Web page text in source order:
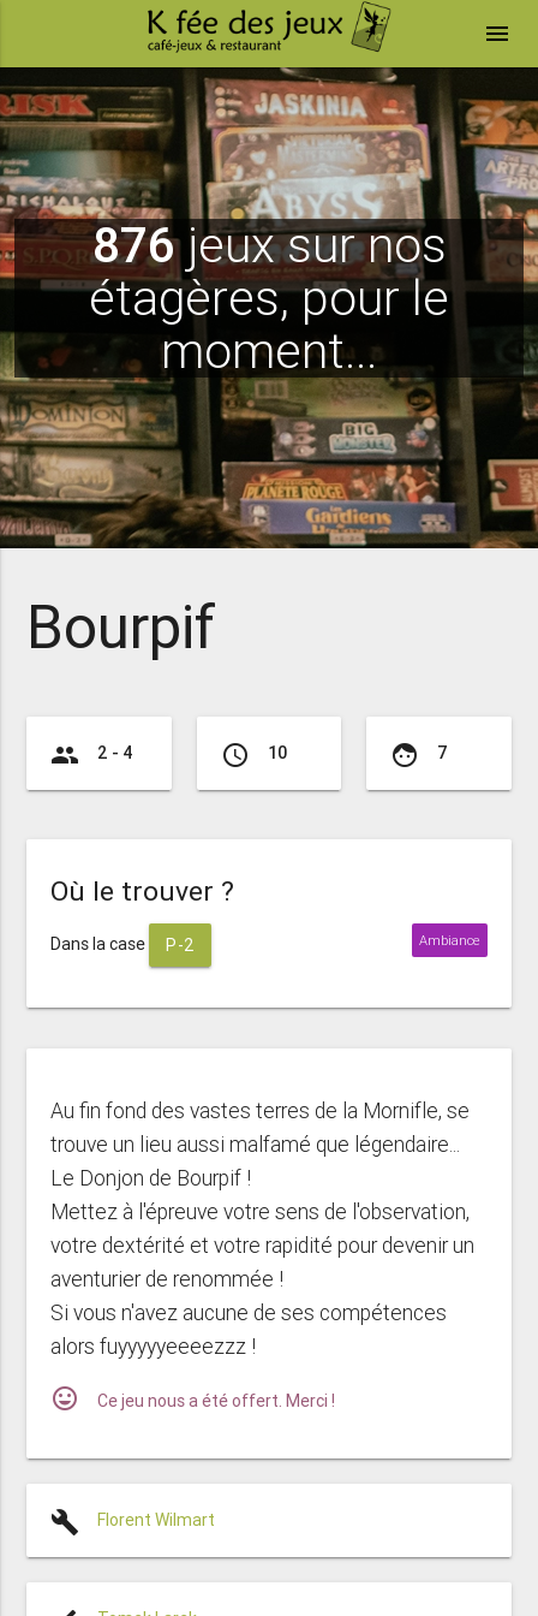
menu
876jeux sur nos
étagères, pour le
moment...
Bourpif
group 2 - 4 access_time 10 face 7
Où le trouver ?
Dans la case P-2 Ambiance
Au fin fond des vastes terres de la Mornifle, se
trouve un lieu aussi malfamé que légendaire...
Le Donjon de Bourpif !
Mettez à l'épreuve votre sens de l'observation,
votre dextérité et votre rapidité pour devenir un
aventurier de renommée !
Si vous n'avez aucune de ses compétences
alors fuyyyyyeeeezzz !
mood Ce jeu nous a été offert. Merci !
build Florent Wilmart